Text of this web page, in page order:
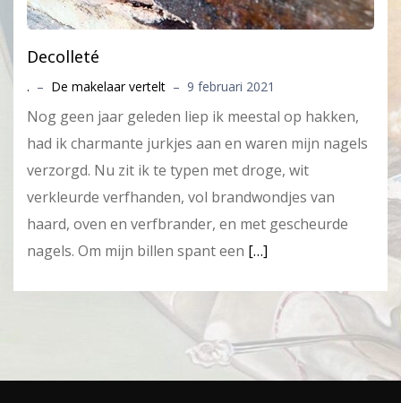
Decolleté
. – De makelaar vertelt – 9 februari 2021
Nog geen jaar geleden liep ik meestal op hakken,
had ik charmante jurkjes aan en waren mijn nagels
verzorgd. Nu zit ik te typen met droge, wit
verkleurde verfhanden, vol brandwondjes van
haard, oven en verfbrander, en met gescheurde
nagels. Om mijn billen spant een […]